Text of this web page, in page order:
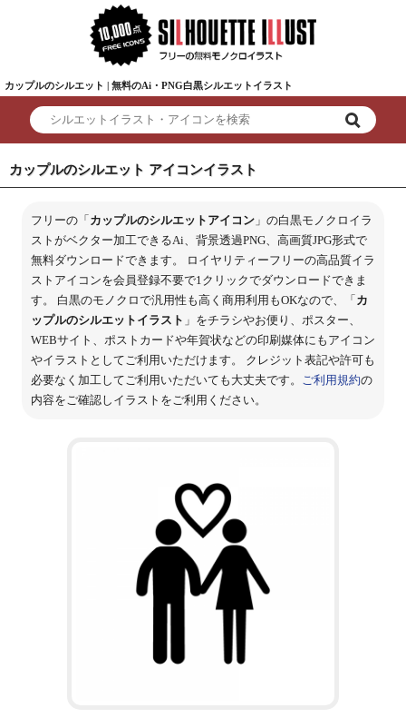
カップルのシルエット | 無料のAi・PNG白黒シルエットイラスト
カップルのシルエット アイコンイラスト
フリーの「 カップルのシルエットアイコン」の白黒モノクロイラ
ストがベクター加工できるAi、背景透過PNG、高画質JPG形式で
無料ダウンロードできます。 ロイヤリティーフリーの高品質イラ
ストアイコンを会員登録不要で1クリックでダウンロードできま
す。 白黒のモノクロで汎用性も高く商用利用もOKなので、「 カ
ップルのシルエットイラスト 」をチラシやお便り、ポスター、
WEBサイト、ポストカードや年賀状などの印刷媒体にもアイコン
やイラストとしてご利用いただけます。 クレジット表記や許可も
必要なく加工してご利用いただいても大丈夫です。 ご利用規約の
内容をご確認しイラストをご利用ください。